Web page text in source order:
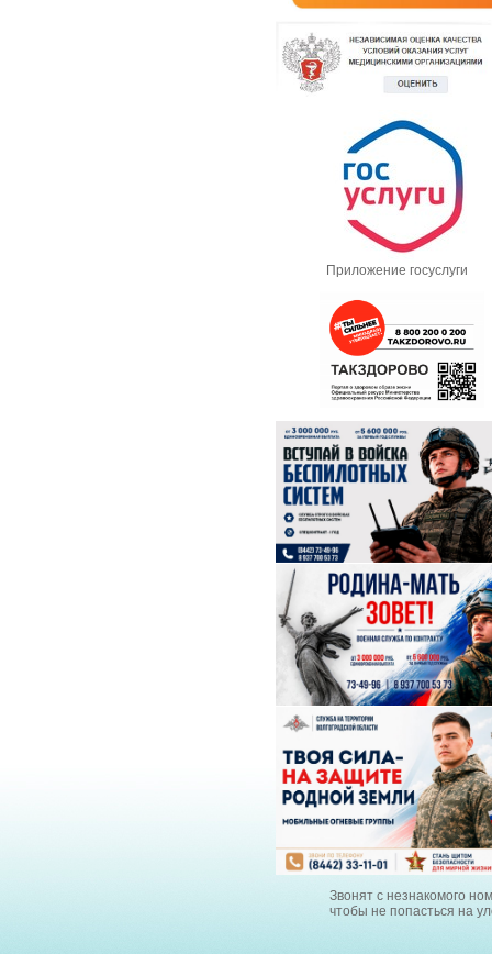
Приложение госуслуги
Звонят с незнакомого
чтобы не попасться на